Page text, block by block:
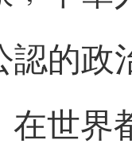
認的政
在世界